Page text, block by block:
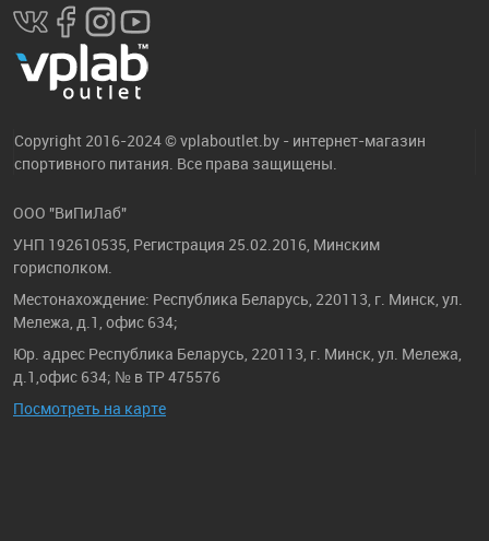
Copyright 2016-2024 © vplaboutlet.by - интернет-магазин
спортивного питания. Все права защищены.
ООО "ВиПиЛаб"
УНП 192610535, Регистрация 25.02.2016, Минским
горисполком.
Местонахождение: Республика Беларусь, 220113, г. Минск, ул.
Мележа, д.1, офис 634;
Юр. адрес Республика Беларусь, 220113, г. Минск, ул. Мележа,
д.1,офис 634; № в ТР 475576
Посмотреть на карте